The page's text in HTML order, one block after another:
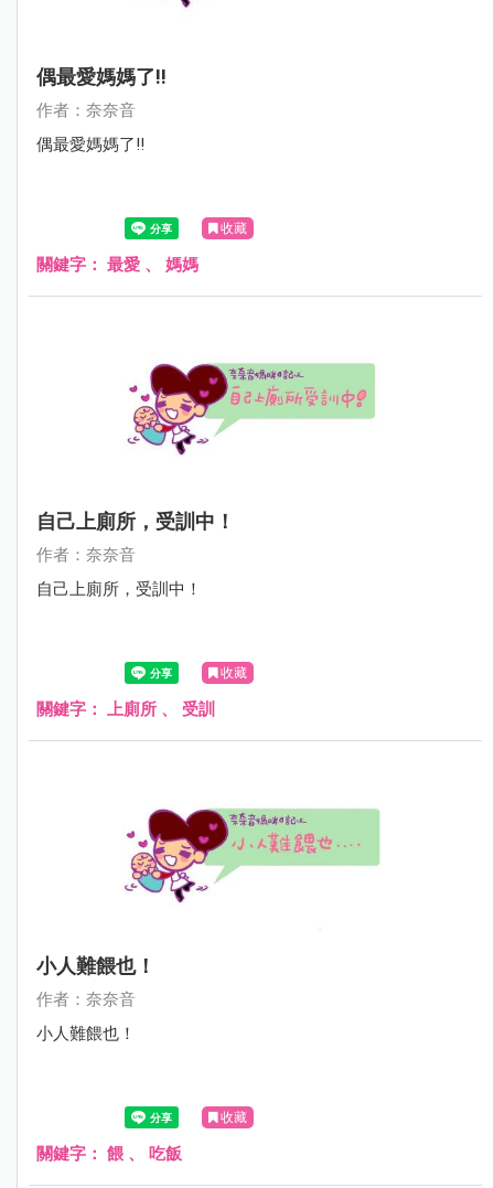
偶最愛媽媽了!!
作者：奈奈音
偶最愛媽媽了!!
收藏
關鍵字： 最愛 、 媽媽
自己上廁所，受訓中！
作者：奈奈音
自己上廁所，受訓中！
收藏
關鍵字： 上廁所 、 受訓
小人難餵也！
作者：奈奈音
小人難餵也！
收藏
關鍵字： 餵 、 吃飯